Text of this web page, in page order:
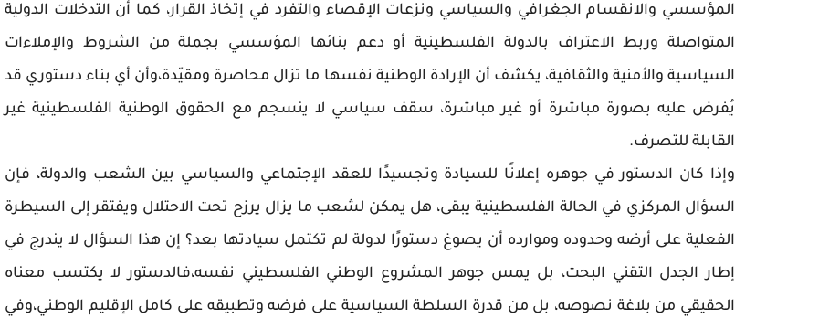
المؤسسي والانقسام الجغرافي والسياسي ونزعات الإقصاء والتفرد في إتخاذ القرار، كما أن التدخلات الدولية
المتواصلة وربط الاعتراف بالدولة الفلسطينية أو دعم بنائها المؤسسي بجملة من الشروط والإملاءات
السياسية والأمنية والثقافية، يكشف أن الإرادة الوطنية نفسها ما تزال محاصرة ومقيّدة،وأن أي بناء دستوري قد
يُفرض عليه بصورة مباشرة أو غير مباشرة، سقف سياسي لا ينسجم مع الحقوق الوطنية الفلسطينية غير
القابلة للتصرف.
وإذا كان الدستور في جوهره إعلانًا للسيادة وتجسيدًا للعقد الإجتماعي والسياسي بين الشعب والدولة، فإن
السؤال المركزي في الحالة الفلسطينية يبقى، هل يمكن لشعب ما يزال يرزح تحت الاحتلال ويفتقر إلى السيطرة
الفعلية على أرضه وحدوده وموارده أن يصوغ دستورًا لدولة لم تكتمل سيادتها بعد؟ إن هذا السؤال لا يندرج في
إطار الجدل التقني البحت، بل يمس جوهر المشروع الوطني الفلسطيني نفسه،فالدستور لا يكتسب معناه
الحقيقي من بلاغة نصوصه، بل من قدرة السلطة السياسية على فرضه وتطبيقه على كامل الإقليم الوطني،وفي